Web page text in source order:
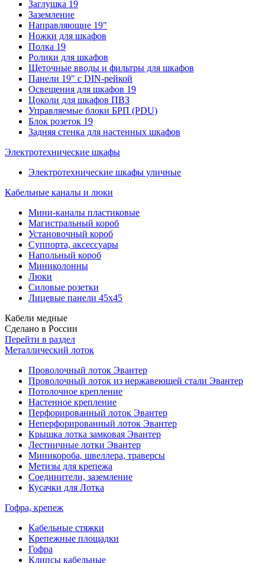
Заглушка 19
Заземление
Направляющие 19"
Ножки для шкафов
Полка 19
Ролики для шкафов
Щеточные вводы и фильтры для шкафов
Панели 19" с DIN-рейкой
Освещения для шкафов 19
Цоколи для шкафов ПВЗ
Управляемые блоки БРП (PDU)
Блок розеток 19
Задняя стенка для настенных шкафов
Электротехнические шкафы
Электротехнические шкафы уличные
Кабельные каналы и люки
Мини-каналы пластиковые
Магистральный короб
Установочный короб
Суппорта, аксессуары
Напольный короб
Миниколонны
Люки
Силовые розетки
Лицевые панели 45х45
Кабели медные
Сделано в России
Перейти в раздел
Металлический лоток
Проволочный лоток Эвантер
Проволочный лоток из нержавеющей стали Эвантер
Потолочное крепление
Настенное крепление
Перфорированный лоток Эвантер
Неперфорированный лоток Эвантер
Крышка лотка замковая Эвантер
Лестничные лотки Эвантер
Миникороба, швеллера, траверсы
Метизы для крепежа
Соединители, заземление
Кусачки для Лотка
Гофра, крепеж
Кабельные стяжки
Крепежные площадки
Гофра
Клипсы кабельные